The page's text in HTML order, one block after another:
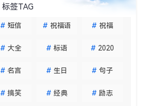
标签TAG
# 短信 # 祝福语 # 祝福
# 大全 # 标语 # 2020
# 名言 # 生日 # 句子
# 搞笑 # 经典 # 励志